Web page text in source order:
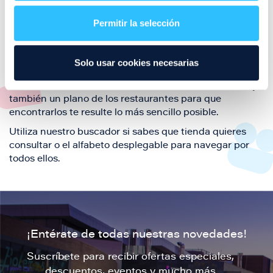
Permitir la selección
Solo usar cookies necesarias
también de nuestra oferta de ocio y shopping durante
tu visita.
El este directorio de restaurantes de Puerto Venecia
también un plano de los restaurantes para que
encontrarlos te resulte lo más sencillo posible.
Utiliza nuestro buscador si sabes que tienda quieres
consultar o el alfabeto desplegable para navegar por
todos ellos.
¡Entérate de todas nuestras novedades!
Suscríbete para recibir ofertas especiales,